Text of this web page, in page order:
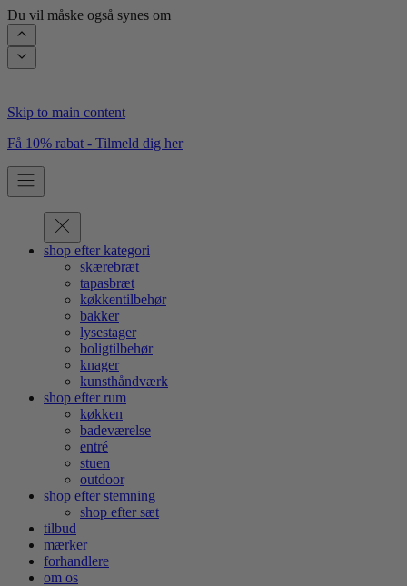
Du vil måske også synes om
Skip to main content
Få 10% rabat - Tilmeld dig her
shop efter kategori
skærebræt
tapasbræt
køkkentilbehør
bakker
lysestager
boligtilbehør
knager
kunsthåndværk
shop efter rum
køkken
badeværelse
entré
stuen
outdoor
shop efter stemning
shop efter sæt
tilbud
mærker
forhandlere
om os